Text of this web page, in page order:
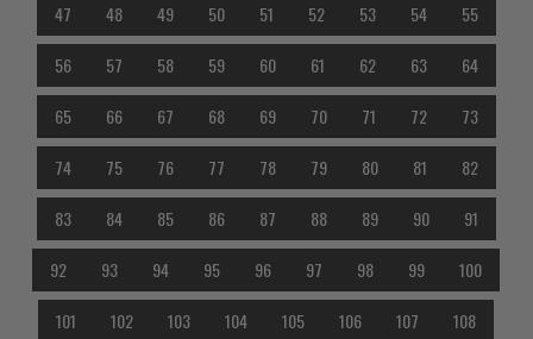
47 48 49 50 51 52 53 54 55
56 57 58 59 60 61 62 63 64
65 66 67 68 69 70 71 72 73
74 75 76 77 78 79 80 81 82
83 84 85 86 87 88 89 90 91
92 93 94 95 96 97 98 99 100
101 102 103 104 105 106 107 108